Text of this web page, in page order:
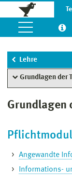
Lehre
Grundlagen der
Grundlagen
Angewandte
Informations-